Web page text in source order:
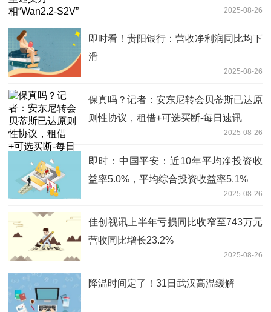
2025-08-26
即时看！贵阳银行：营收净利润同比均下
滑
2025-08-26
保真吗？记者：安东尼转会贝蒂斯已达原
则性协议，租借+可选买断-每日速讯
2025-08-26
即时：中国平安：近10年平均净投资收
益率5.0%，平均综合投资收益率5.1%
2025-08-26
佳创视讯上半年亏损同比收窄至743万元
营收同比增长23.2%
2025-08-26
降温时间定了！31日武汉高温缓解